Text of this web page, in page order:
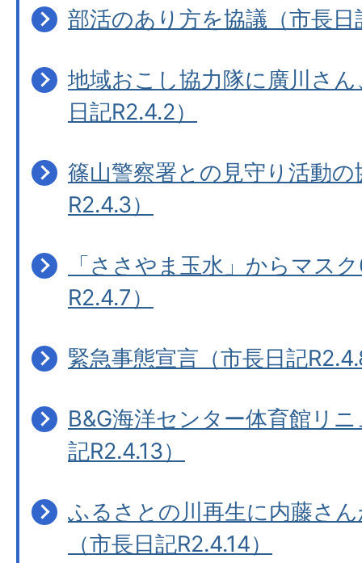
部活のあり方を協議（市長日
地域おこし協力隊に廣川さ
日記R2.4.2）
篠山警察署との見守り活動
R2.4.3）
「ささやま玉水」からマス
R2.4.7）
緊急事態宣言（市長日記
B&G海洋センター体育館リ
記R2.4.13）
ふるさとの川再生に内藤さ
（市長日記R2.4.14）